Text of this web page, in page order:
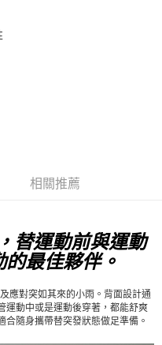
運費
運費
運費
相關推薦
替運動前與運動
最佳夥伴。
應對突如其來的小雨。背面設計通
運動中或是運動後穿著，都能舒爽
隨身攜帶替突發狀態做足準備。